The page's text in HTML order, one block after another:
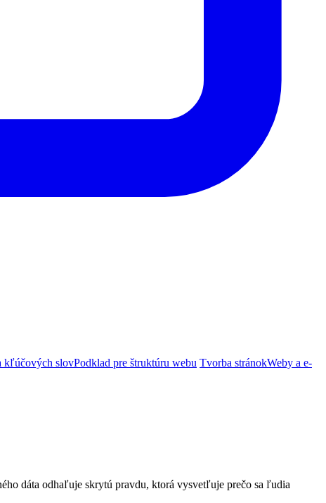
kľúčových slovPodklad pre štruktúru webu Tvorba stránokWeby a e-
dáta odhaľuje skrytú pravdu, ktorá vysvetľuje prečo sa ľudia